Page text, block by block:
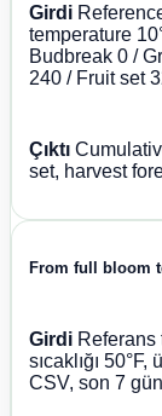
Girdi
temperature
Budbreak 0 /
240 / Fruit set
Çıktı
set, harvest
From full bloom
GirdiReferans
sıcaklığı
CSV, son 7